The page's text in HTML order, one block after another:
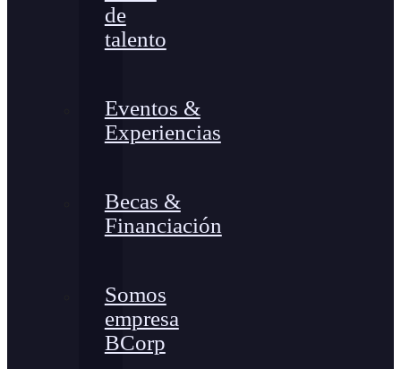
de
talento
Eventos &
Experiencias
Becas &
Financiación
Somos
empresa
BCorp